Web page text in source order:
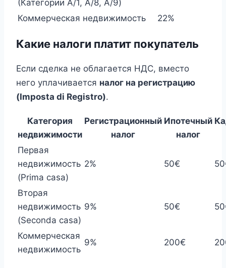
(Категории A/1, A/8, A/9)
Коммерческая недвижимость 22%
Какие налоги платит покупатель
Если сделка не облагается НДС, вместо
него уплачивается налог на регистрацию
(Imposta di Registro).
Категория
недвижимости
Регистрационный
налог
Ипотечный
налог
Первая
недвижимость
(Prima casa)
2% 50€
Вторая
недвижимость
(Seconda casa)
9% 50€
Коммерческая
недвижимость
9% 200€